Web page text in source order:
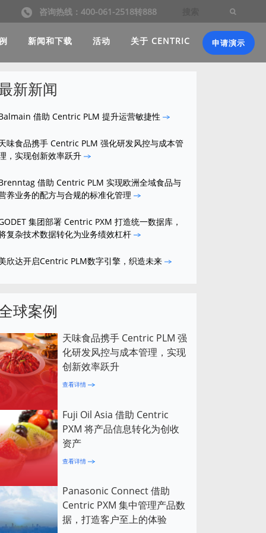
咨询热线：400-061-2518转888
新闻和下载 活动 关于 CENTRIC 申请演示
新新闻
借助 Centric PLM 提升运营敏捷性
味食品携手 Centric PLM 强化研发风控与成本管
，实现创新效率跃升
借助 Centric PLM 实现欧洲全域食品与
养业务的配方与合规的标准化管理
集团部署 Centric PXM 打造统一数据库，
复杂技术数据转化为业务绩效杠杆
欣达开启Centric PLM数字引擎，织造未来
球案例
天味食品携手 Centric PLM 强
化研发风控与成本管理，实现
创新效率跃升
查看详情
Fuji Oil Asia 借助 Centric
PXM 将产品信息转化为创收
资产
查看详情
Panasonic Connect 借助
Centric PXM 集中管理产品数
据，打造客户至上的体验